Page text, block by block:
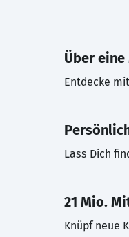
Über
Entdecke
Lass Dich
21 Mio.
Knüpf neue